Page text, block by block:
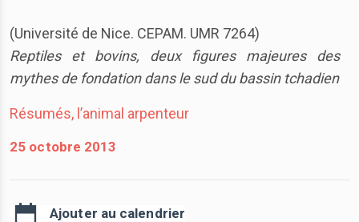
(Université de Nice. CEPAM. UMR 7264)
Reptiles et bovins, deux figures majeures des
mythes de fondation dans le sud du bassin tchadien
Résumés, l’animal arpenteur
25 octobre 2013
Ajouter au calendrier